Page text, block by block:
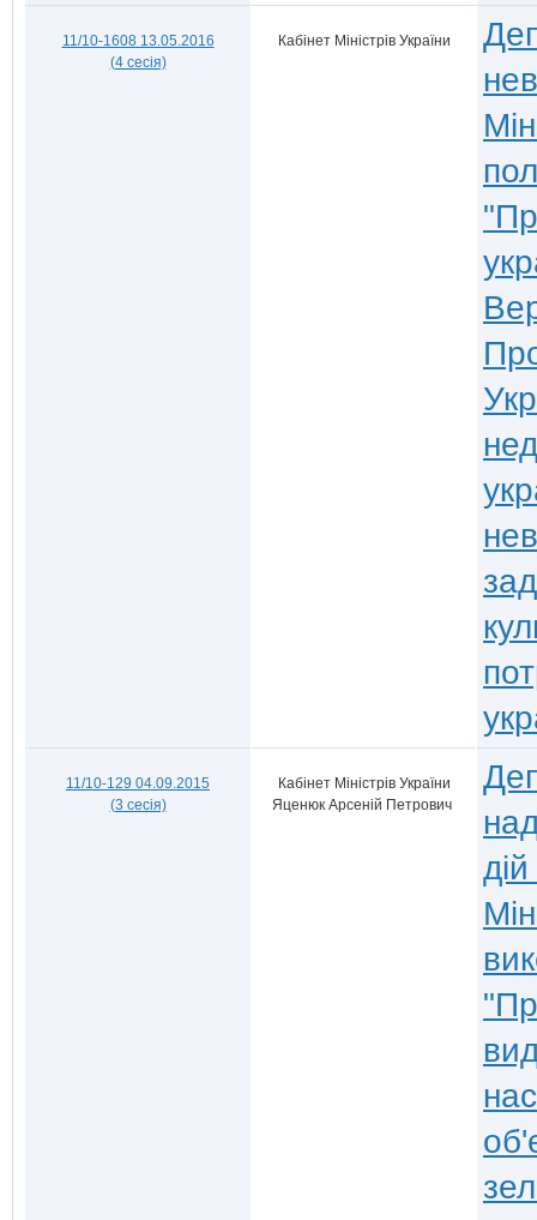
11/10-1608 13.05.2016
(4 сесія)
Кабінет Міністрів України
11/10-129 04.09.2015
(3 сесія)
Кабінет Міністрів України
Яценюк Арсеній Петрович